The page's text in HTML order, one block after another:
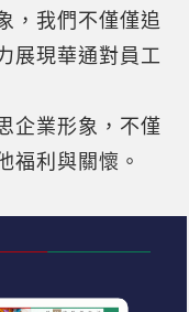
，我們不僅僅追
展現華通對員工
企業形象，不僅
福利與關懷。